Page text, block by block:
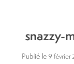
snazzy-
Publié le 9 février